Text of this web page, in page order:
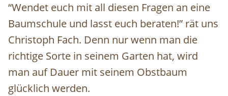
“Wendet euch mit all diesen Fragen an eine
Baumschule und lasst euch beraten!” rät uns
Christoph Fach. Denn nur wenn man die
richtige Sorte in seinem Garten hat, wird
man auf Dauer mit seinem Obstbaum
glücklich werden.